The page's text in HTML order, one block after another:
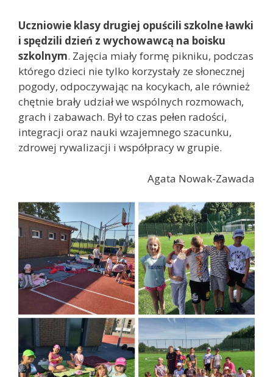
Uczniowie klasy drugiej opuścili szkolne ławki
i spędzili dzień z wychowawcą na boisku
szkolnym. Zajęcia miały formę pikniku, podczas
którego dzieci nie tylko korzystały ze słonecznej
pogody, odpoczywając na kocykach, ale również
chętnie brały udział we wspólnych rozmowach,
grach i zabawach. Był to czas pełen radości,
integracji oraz nauki wzajemnego szacunku,
zdrowej rywalizacji i współpracy w grupie.
Agata Nowak-Zawada